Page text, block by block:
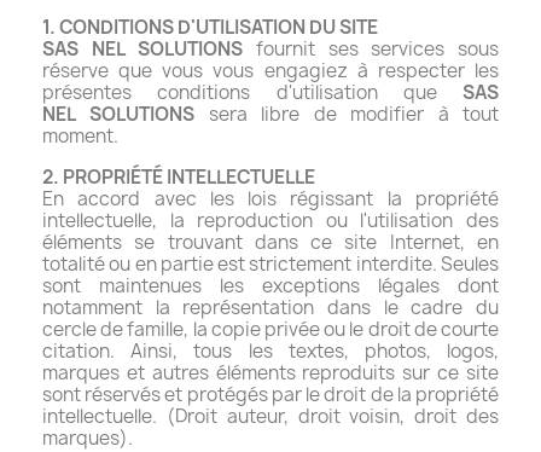
1. CONDITIONS D'UTILISATION DU SITE
SAS NEL SOLUTIONS fournit ses services sous
réserve que vous vous engagiez à respecter les
présentes conditions d'utilisation que SAS
NEL SOLUTIONS sera libre de modifier à tout
moment.
2. PROPRIÉTÉ INTELLECTUELLE
En accord avec les lois régissant la propriété
intellectuelle, la reproduction ou l'utilisation des
éléments se trouvant dans ce site Internet, en
totalité ou en partie est strictement interdite. Seules
sont maintenues les exceptions légales dont
notamment la représentation dans le cadre du
cercle de famille, la copie privée ou le droit de courte
citation. Ainsi, tous les textes, photos, logos,
marques et autres éléments reproduits sur ce site
sont réservés et protégés par le droit de la propriété
intellectuelle. (Droit auteur, droit voisin, droit des
marques).